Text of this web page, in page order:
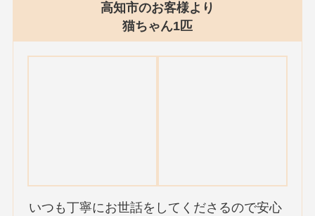
高知市のお客様より
猫ちゃん1匹
いつも丁寧にお世話をしてくださるので安心